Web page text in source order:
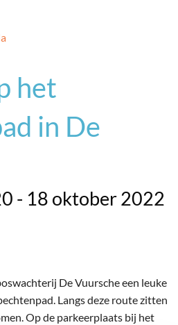
het
in De
- 18 oktober 2022
De Vuursche een leuke
Langs deze route zitten
Op de parkeerplaats bij het